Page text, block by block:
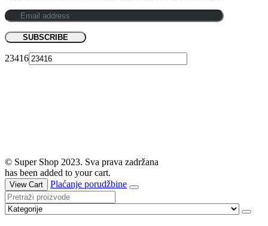
23416
© Super Shop 2023. Sva prava zadržana
has been added to your cart.
View Cart Plaćanje porudžbine